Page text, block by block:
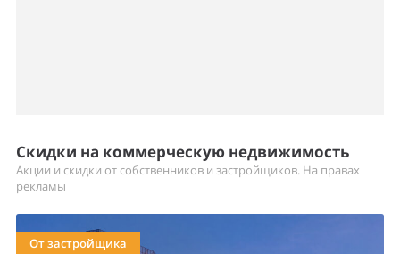
Скидки на коммерческую недвижимость
Акции и скидки от собственников и застройщиков. На правах
рекламы
От застройщика